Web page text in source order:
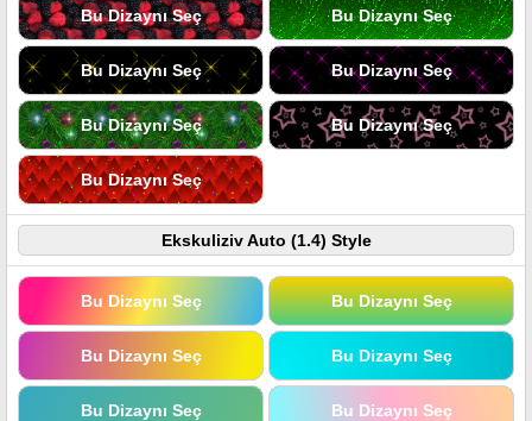
Bu Dizaynı Seç Bu Dizaynı Seç
Bu Dizaynı Seç Bu Dizaynı Seç
Bu Dizaynı Seç Bu Dizaynı Seç
Bu Dizaynı Seç
Ekskuliziv Auto (1.4) Style
Bu Dizaynı Seç Bu Dizaynı Seç
Bu Dizaynı Seç Bu Dizaynı Seç
Bu Dizaynı Seç Bu Dizaynı Seç